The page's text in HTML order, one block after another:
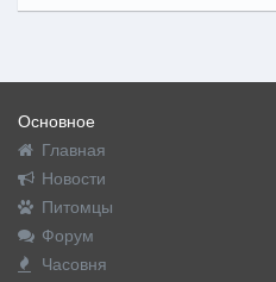
Основное
Главная
Новости
Питомцы
Форум
Часовня